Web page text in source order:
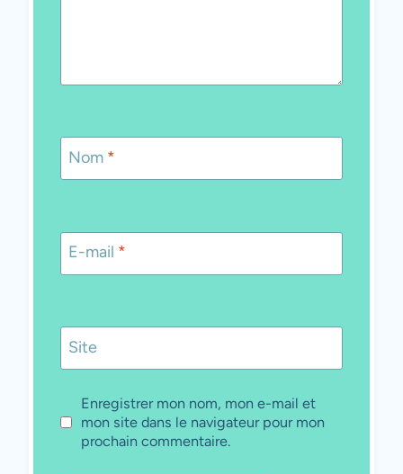
Nom *
E-mail *
Site
Enregistrer mon nom, mon e-mail et
mon site dans le navigateur pour mon
prochain commentaire.